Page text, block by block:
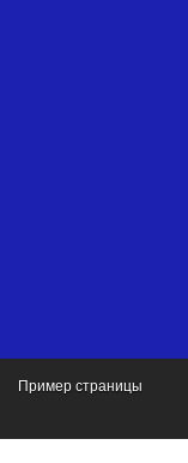
Пример страницы